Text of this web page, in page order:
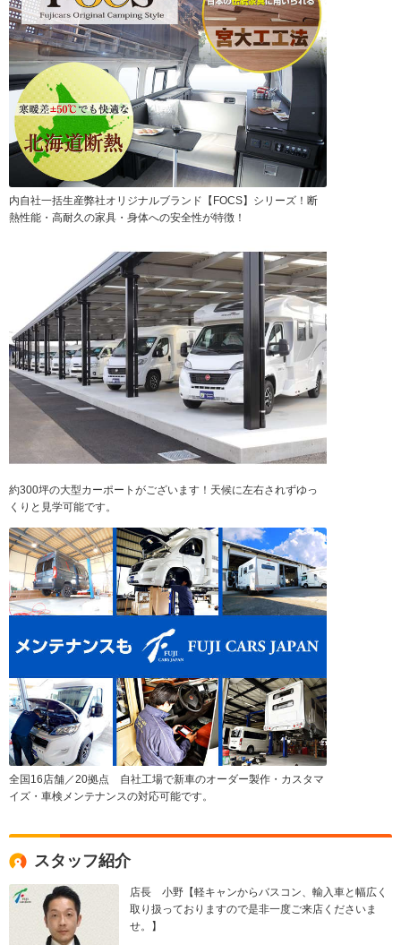
内自社一括生産弊社オリジナルブランド【FOCS】シリーズ！断
熱性能・高耐久の家具・身体への安全性が特徴！
約300坪の大型カーポートがございます！天候に左右されずゆっ
くりと見学可能です。
全国16店舗／20拠点 自社工場で新車のオーダー製作・カスタマ
イズ・車検メンテナンスの対応可能です。
スタッフ紹介
店長 小野【軽キャンからバスコン、輸入車と幅広く
取り扱っておりますので是非一度ご来店くださいま
せ。】